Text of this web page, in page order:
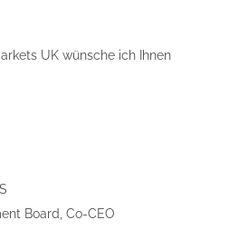
UK wünsche ich Ihnen
Board, Co-CEO